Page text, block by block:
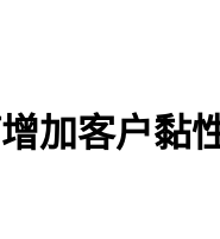
加客户黏